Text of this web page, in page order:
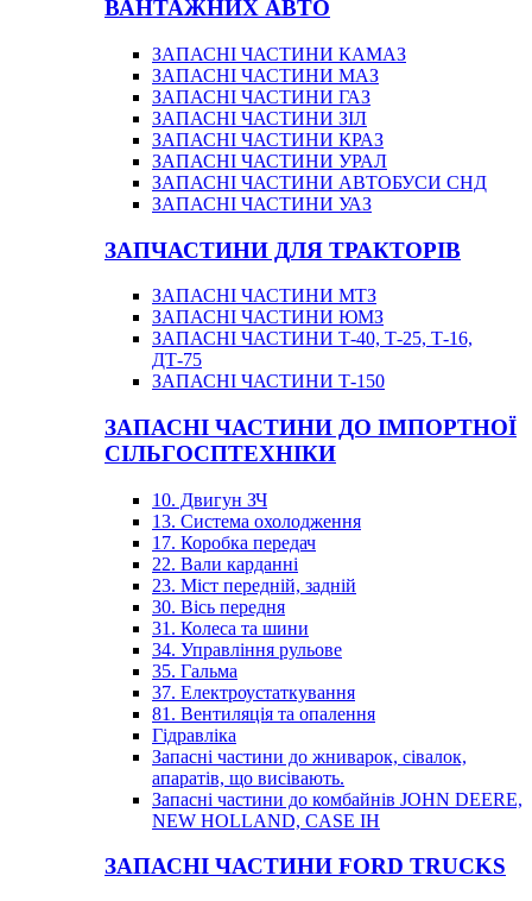
ВАНТАЖНИХ АВТО
ЗАПАСНІ ЧАСТИНИ КАМАЗ
ЗАПАСНІ ЧАСТИНИ МАЗ
ЗАПАСНІ ЧАСТИНИ ГАЗ
ЗАПАСНІ ЧАСТИНИ ЗІЛ
ЗАПАСНІ ЧАСТИНИ КРАЗ
ЗАПАСНІ ЧАСТИНИ УРАЛ
ЗАПАСНІ ЧАСТИНИ АВТОБУСИ СНД
ЗАПАСНІ ЧАСТИНИ УАЗ
ЗАПЧАСТИНИ ДЛЯ ТРАКТОРІВ
ЗАПАСНІ ЧАСТИНИ МТЗ
ЗАПАСНІ ЧАСТИНИ ЮМЗ
ЗАПАСНІ ЧАСТИНИ Т-40, Т-25, Т-16,
ДТ-75
ЗАПАСНІ ЧАСТИНИ Т-150
ЗАПАСНІ ЧАСТИНИ ДО ІМПОРТНОЇ
СІЛЬГОСПТЕХНІКИ
10. Двигун ЗЧ
13. Система охолодження
17. Коробка передач
22. Вали карданні
23. Міст передній, задній
30. Вісь передня
31. Колеса та шини
34. Управління рульове
35. Гальма
37. Електроустаткування
81. Вентиляція та опалення
Гідравліка
Запасні частини до жниварок, сівалок,
апаратів, що висівають.
Запасні частини до комбайнів JOHN DEERE,
NEW HOLLAND, CASE IH
ЗАПАСНІ ЧАСТИНИ FORD TRUCKS